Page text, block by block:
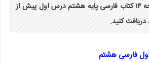
جواب خودارزیابی صفحه ۱۴ کتاب فارسی پایه هشتم درس اول پیش از
کنید.
فارسی هشتم